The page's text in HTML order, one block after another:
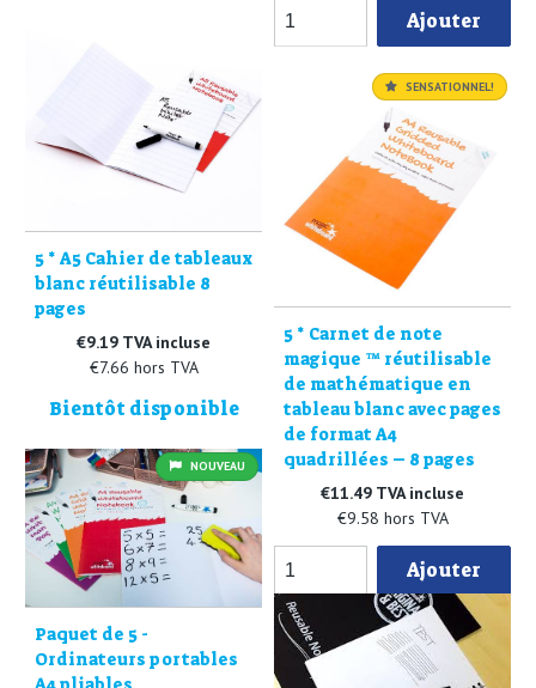
Ajouter
5 * A5 Cahier de tableaux
blanc réutilisable 8
pages
€9.19 TVA incluse
€7.66 hors TVA
Bientôt disponible
SENSATIONNEL!
5 * Carnet de note
magique ™ réutilisable
de mathématique en
tableau blanc avec pages
de format A4
quadrillées – 8 pages
€11.49 TVA incluse
€9.58 hors TVA
Ajouter
NOUVEAU
Paquet de 5 -
Ordinateurs portables